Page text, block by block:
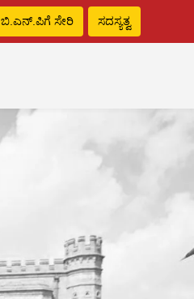
ಬಿ.ಎನ್‌.ಪಿಗೆ ಸೇರಿ ಸದಸ್ಯತ್ವ